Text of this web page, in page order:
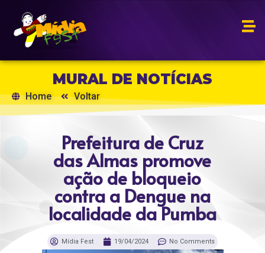
MURAL DE NOTÍCIAS
Home Voltar
Prefeitura de Cruz
das Almas promove
ação de bloqueio
contra a Dengue na
localidade da Pumba
Mídia Fest 19/04/2024 No Comments